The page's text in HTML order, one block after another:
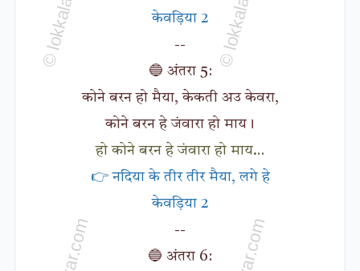
केवड़िया 2
--
🔵 अंतरा 5:
कोने बरन हो मैया, केकती अउ केवरा,
कोने बरन हे जंवारा हो माय।
हो कोने बरन हे जंवारा हो माय…
👉 नदिया के तीर तीर मैया, लगे हे
केवड़िया 2
--
🔵 अंतरा 6: